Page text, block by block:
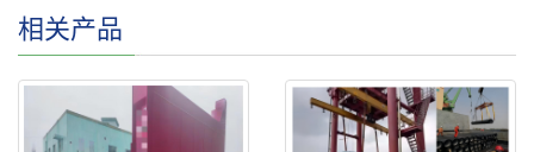
相关产品